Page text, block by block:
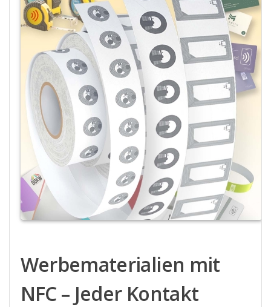
Werbematerialien mit
NFC – Jeder Kontakt